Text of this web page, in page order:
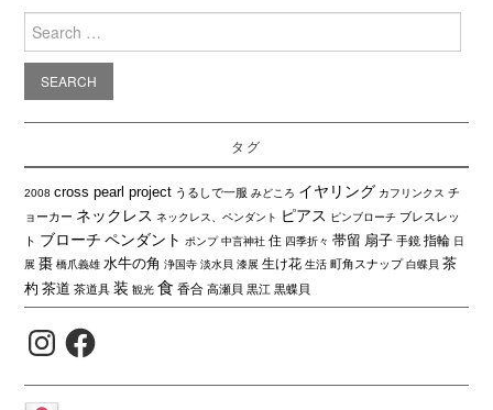
for:
タグ
2008 cross pearl project うるしで一服 みどころ イヤリング カフリンクス チ
ョーカー ネックレス ネックレス、ペンダント ピアス ピンブローチ ブレスレッ
ト ブローチ ペンダント ポンプ 中言神社 住 四季折々 帯留 扇子 手鏡 指輪 日
展 棗 橋爪義雄 水牛の角 浄国寺 淡水貝 漆展 生け花 生活 町角スナップ 白蝶貝 茶
杓 茶道 茶道具 装 観光 食 香合 高瀬貝 黒江 黒蝶貝
InstagramFacebook